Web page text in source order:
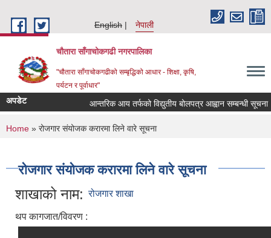
English
नेपाली
चौतारा साँगाचोकगढी नगरपालिका
"चौतारा साँगाचोकगढीको सम्बृद्धिको आधार - शिक्षा, कृषि,
पर्यटन र पूर्वाधार"
अपडेट आन्तरिक आय तर्फको विद्युतीय बोलपत्र आह्वान सम्बन्धी सूचना ।
You are here
Home » रोजगार संयोजक करारमा लिने वारे सूचना
रोजगार संयोजक करारमा लिने वारे सूचना
शाखाको नाम: रोजगार शाखा
थप कागजात/विवरण :